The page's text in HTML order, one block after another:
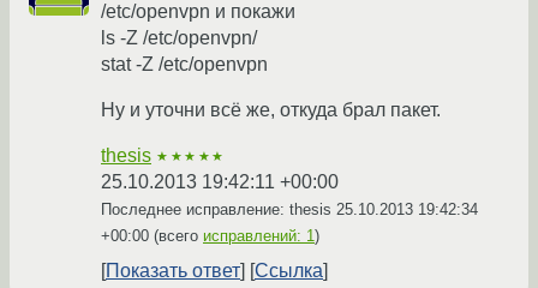
/etc/openvpn и покажи
ls -Z /etc/openvpn/
stat -Z /etc/openvpn
Ну и уточни всё же, откуда брал пакет.
thesis ★★★★★
25.10.2013 19:42:11 +00:00
Последнее исправление: thesis 25.10.2013 19:42:34
+00:00 (всего исправлений: 1)
Показать ответ Ссылка